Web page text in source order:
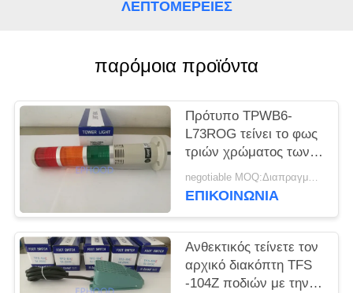
ΑΠΟΡΡΉΤΟΥ
ΛΕΠΤΟΜΈΡΕΙΕΣ
παρόμοια προϊόντα
Πρότυπο TPWB6-
L73ROG τείνει το φως
τριών χρώματος των
οδηγήσεων διακοπτών
ορίου με τη σειρήνα
negotiable MOQ:Διαπραγμάτευση
ΕΠΙΚΟΙΝΩΝΊΑ
Ανθεκτικός τείνετε τον
αρχικό διακόπτη TFS
-104Z ποδιών με την